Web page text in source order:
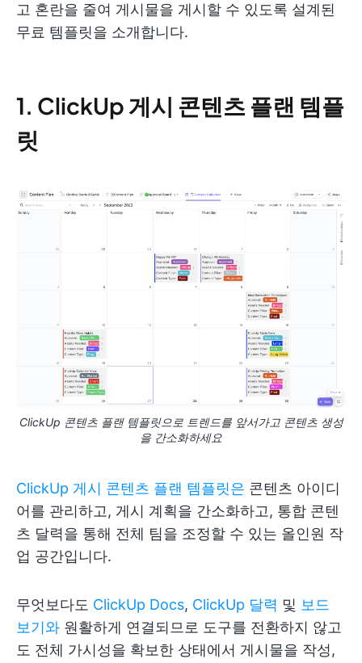
고 혼란을 줄여 게시물을 게시할 수 있도록 설계된
무료 템플릿을 소개합니다.
1. ClickUp 게시 콘텐츠 플랜 템플
릿
ClickUp 콘텐츠 플랜 템플릿으로 트렌드를 앞서가고 콘텐츠 생성
을 간소화하세요
ClickUp 게시 콘텐츠 플랜 템플릿은 콘텐츠 아이디
어를 관리하고, 게시 계획을 간소화하고, 통합 콘텐
츠 달력을 통해 전체 팀을 조정할 수 있는 올인원 작
업 공간입니다.
무엇보다도 ClickUp Docs, ClickUp 달력 및 보드
보기와 원활하게 연결되므로 도구를 전환하지 않고
도 전체 가시성을 확보한 상태에서 게시물을 작성,